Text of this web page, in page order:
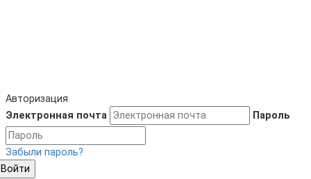
Авторизация
Электронная почта
Пароль
Забыли пароль?
Войти